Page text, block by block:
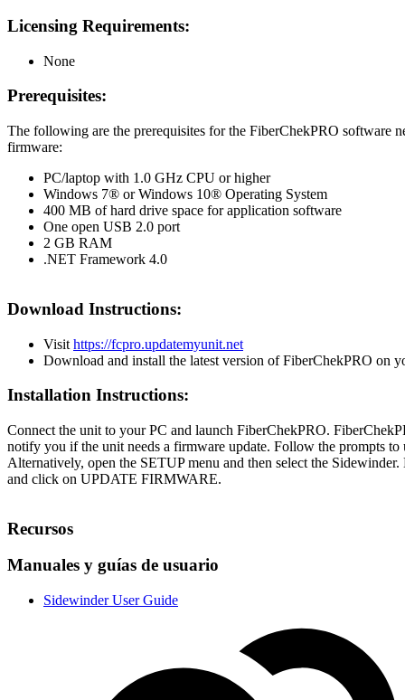
Licensing Requirements:
None
Prerequisites:
The following are the prerequisites for the FiberChekPRO software
firmware:
PC/laptop with 1.0 GHz CPU or higher
Windows 7® or Windows 10® Operating System
400 MB of hard drive space for application software
One open USB 2.0 port
2 GB RAM
.NET Framework 4.0
Download Instructions:
Visit https://fcpro.updatemyunit.net
Download and install the latest version of FiberChekPRO on
Installation Instructions:
Connect the unit to your PC and launch FiberChekPRO.
notify you if the unit needs a firmware update. Follow the prompts to
Alternatively, open the SETUP menu and then select the
and click on UPDATE FIRMWARE.
Recursos
Manuales y guías de usuario
Sidewinder User Guide